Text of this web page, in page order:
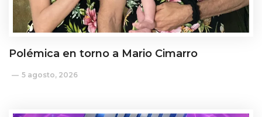
Polémica en torno a Mario Cimarro
5 agosto, 2026